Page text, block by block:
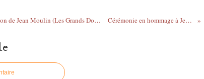
Franck Ferrand raconte : L'arrestation de Jean Moulin (Les Grands Dossiers de l'Histoire) Cérémonie en hommage à Jean Moulin